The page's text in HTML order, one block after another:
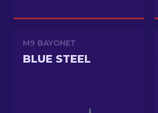
M9 BAYONET
BLUE STEEL